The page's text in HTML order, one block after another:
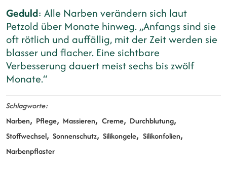
Geduld: Alle Narben verändern sich laut
Petzold über Monate hinweg. „Anfangs sind sie
oft rötlich und auffällig, mit der Zeit werden sie
blasser und flacher. Eine sichtbare
Verbesserung dauert meist sechs bis zwölf
Monate.“
Schlagworte
Narben
Pflege Massieren Creme
Durchblutung
Stoffwechsel Sonnenschutz Silikongele
Silikonfolien
Narbenpflaster